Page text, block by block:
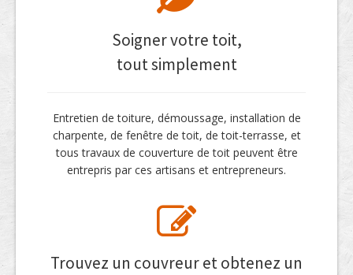
Soigner votre toit,
tout simplement
Entretien de toiture, démoussage, installation de
charpente, de fenêtre de toit, de toit-terrasse, et
tous travaux de couverture de toit peuvent être
entrepris par ces artisans et entrepreneurs.
Trouvez un couvreur et obtenez un